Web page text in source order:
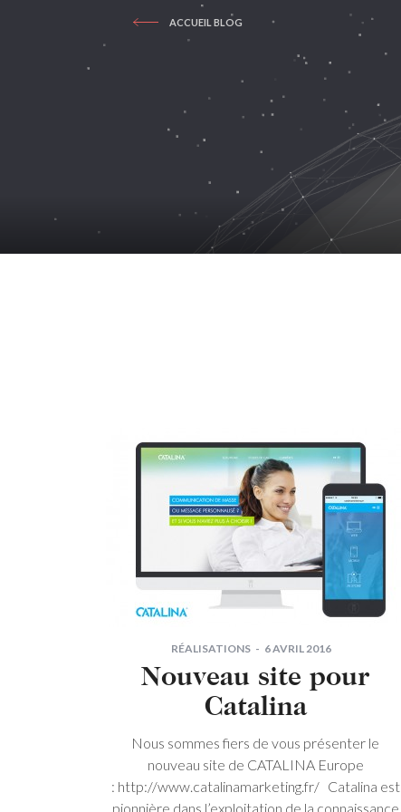
ACCUEIL BLOG
RÉALISATIONS 6 AVRIL 2016
Nouveau site pour
Catalina
Nous sommes fiers de vous présenter le
nouveau site de CATALINA Europe
: http://www.catalinamarketing.fr/ Catalina est
pionnière dans l’exploitation de la connaissance